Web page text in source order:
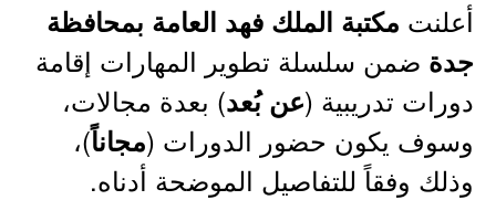
أعلنت مكتبة الملك فهد العامة بمحافظة
جدة ضمن سلسلة تطوير المهارات إقامة
دورات تدريبية (عن بُعد) بعدة مجالات،
وسوف يكون حضور الدورات (مجاناً)،
وذلك وفقاً للتفاصيل الموضحة أدناه.